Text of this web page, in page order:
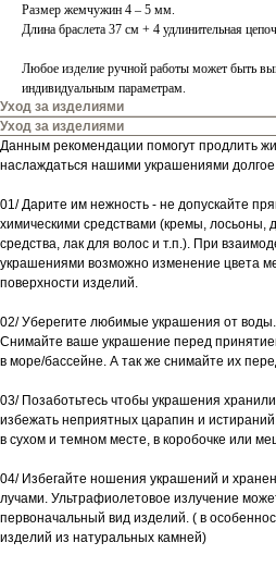
Размер жемчужин 4 – 5 мм.
Длина браслета 37 см + 4 удлинительная
Любое изделие ручной работы может быть
индивидуальным параметрам.
Уход за изделиями
Уход за изделиями
Данным рекомендации помогут продлить
наслаждаться нашими украшениями
01/ Дарите им нежность - не допускайте
химическими средствами (кремы, лосьоны,
средства, лак для волос и т.п.). При
украшениями возможно изменение цвета
поверхности изделий.
02/ Уберегите любимые украшения от
Снимайте ваше украшение перед
в море/бассейне. А так же снимайте их
03/ Позаботьтесь чтобы украшения
избежать неприятных царапин и
в сухом и темном месте, в коробочке или
04/ Избегайте ношения украшений и
лучами. Ультрафиолетовое излучение
первоначальный вид изделий. ( в
изделий из натуральных камней)